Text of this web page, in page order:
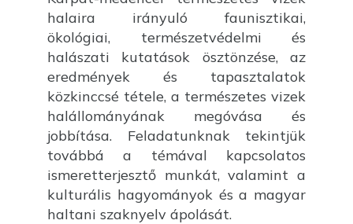
halaira irányuló faunisztikai,
ökológiai, természetvédelmi és
halászati kutatások ösztönzése, az
eredmények és tapasztalatok
közkinccsé tétele, a természetes vizek
halállományának megóvása és
jobbítása. Feladatunknak tekintjük
továbbá a témával kapcsolatos
ismeretterjesztő munkát, valamint a
kulturális hagyományok és a magyar
haltani szaknyelv ápolását.